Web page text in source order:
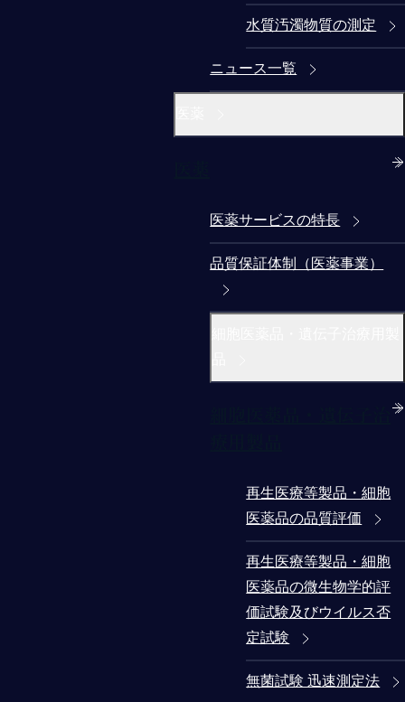
水質汚濁物質の測定
ニュース一覧
医薬サービスの特長
品質保証体制（医薬事業）
再生医療等製品・細胞
医薬品の品質評価
再生医療等製品・細胞
医薬品の微生物学的評
価試験及びウイルス否
定試験
無菌試験 迅速測定法